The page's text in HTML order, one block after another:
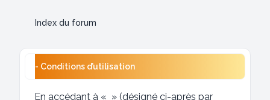
Index du forum
- Conditions d’utilisation
En accédant à « » (désigné ci-après par